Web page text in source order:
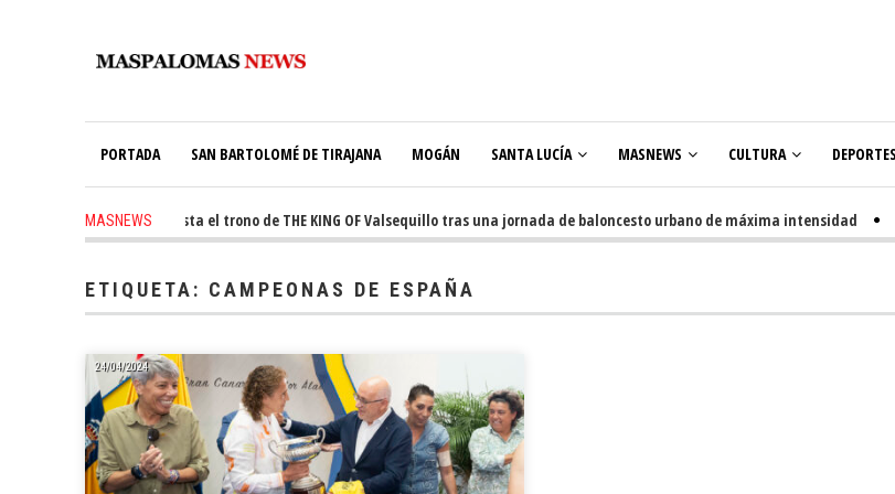
PORTADA SAN BARTOLOMÉ DE TIRAJANA MOGÁN SANTA LUCÍA MASNEWS CULTURA DEPORTES
MASNEWS
Ale Martín conquista el trono de THE KING OF Valsequillo tras una jornada de baloncesto urbano de máxima intensidad 4
ETIQUETA: CAMPEONAS DE ESPAÑA
24/04/2024